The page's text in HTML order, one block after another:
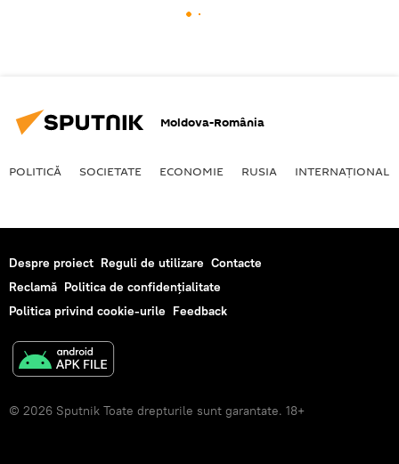
Moldova-România
POLITICĂ SOCIETATE ECONOMIE RUSIA INTERNAŢIONAL
Despre proiect Reguli de utilizare Contacte
Reclamă Politica de confidențialitate
Politica privind cookie-urile Feedback
© 2026 Sputnik Toate drepturile sunt garantate. 18+